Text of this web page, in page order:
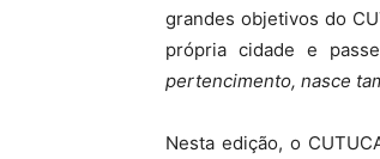
grandes objetivos do
própria cidade e
pertencimento, nasce
Nesta edição, o